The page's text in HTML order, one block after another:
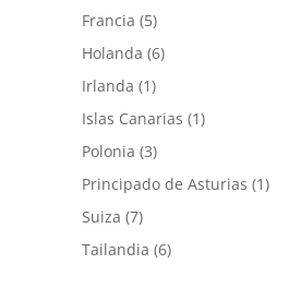
Francia (5)
Holanda (6)
Irlanda (1)
Islas Canarias (1)
Polonia (3)
Principado de Asturias (1)
Suiza (7)
Tailandia (6)